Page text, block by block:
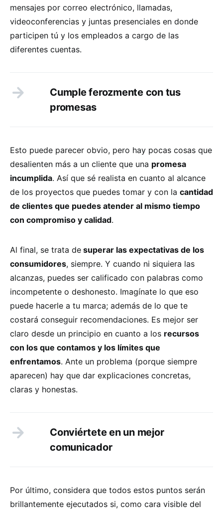
mensajes por correo electrónico, llamadas,
videoconferencias y juntas presenciales en donde
participen tú y los empleados a cargo de las
diferentes cuentas.
Cumple ferozmente con tus
promesas
Esto puede parecer obvio, pero hay pocas cosas que
desalienten más a un cliente que una promesa
incumplida. Así que sé realista en cuanto al alcance
de los proyectos que puedes tomar y con la cantidad
de clientes que puedes atender al mismo tiempo
con compromiso y calidad.
Al final, se trata de superar las expectativas de los
consumidores, siempre. Y cuando ni siquiera las
alcanzas, puedes ser calificado con palabras como
incompetente o deshonesto. Imagínate lo que eso
puede hacerle a tu marca; además de lo que te
costará conseguir recomendaciones. Es mejor ser
claro desde un principio en cuanto a los recursos
con los que contamos y los límites que
enfrentamos. Ante un problema (porque siempre
aparecen) hay que dar explicaciones concretas,
claras y honestas.
Conviértete en un mejor
comunicador
Por último, considera que todos estos puntos serán
brillantemente ejecutados si, como cara visible del